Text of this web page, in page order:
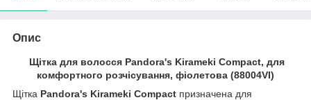
Опис
Щітка для волосся Pandora's Kirameki Compact, для
комфортного розчісування, фіолетова (88004VI)
Щітка Pandora's Kirameki Compact призначена для